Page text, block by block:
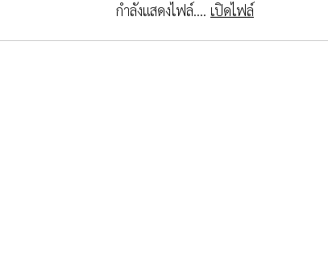
กำลังแสดงไฟล์.... เปิดไฟล์